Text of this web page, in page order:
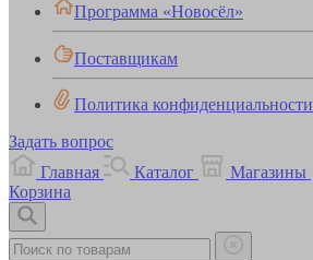
Программа «Новосёл»
Поставщикам
Политика конфиденциальности
Задать вопрос
Главная
Каталог Магазины
Корзина